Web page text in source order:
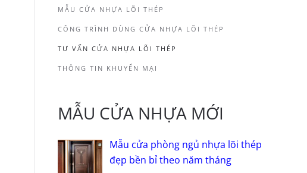
MẪU CỬA NHỰA LÕI THÉP
CÔNG TRÌNH DÙNG CỬA NHỰA LÕI THÉP
TƯ VẤN CỬA NHỰA LÕI THÉP
THÔNG TIN KHUYẾN MẠI
MẪU CỬA NHỰA MỚI
Mẫu cửa phòng ngủ nhựa lõi thép
đẹp bền bỉ theo năm tháng